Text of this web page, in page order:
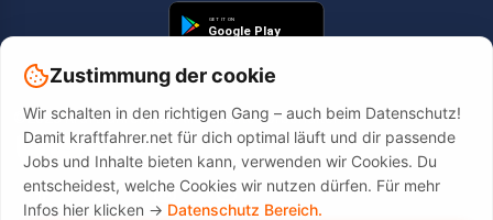
©2026 Kraftfahrer.net. Alle Rechte vorbehalten.
Zustimmung der cookie
Wir schalten in den richtigen Gang – auch beim Datenschutz!
Damit kraftfahrer.net für dich optimal läuft und dir passende
Jobs und Inhalte bieten kann, verwenden wir Cookies. Du
entscheidest, welche Cookies wir nutzen dürfen. Für mehr
Infos hier klicken -> Datenschutz Bereich.